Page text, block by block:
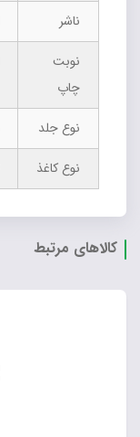
ناشر
نوبت
چاپ
نوع جلد
نوع کاغذ
کالاهای مرتبط